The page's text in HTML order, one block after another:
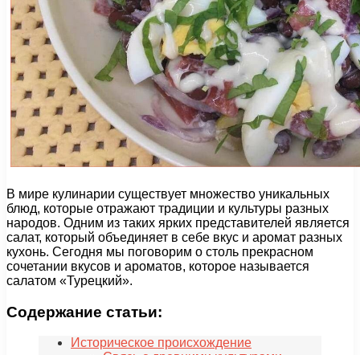
В мире кулинарии существует множество уникальных
блюд, которые отражают традиции и культуры разных
народов. Одним из таких ярких представителей является
салат, который объединяет в себе вкус и аромат разных
кухонь. Сегодня мы поговорим о столь прекрасном
сочетании вкусов и ароматов, которое называется
салатом «Турецкий».
Содержание статьи:
Историческое происхождение